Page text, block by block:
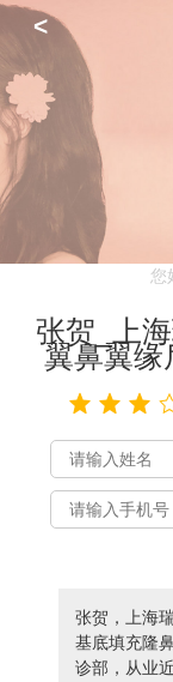
<
您
张贺_上
翼鼻翼缘
张贺，上海
基底填充隆
诊部，从业